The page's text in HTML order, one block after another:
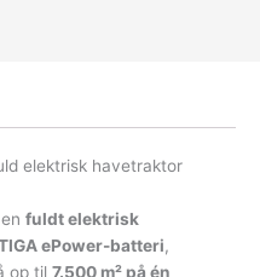
elektrisk havetraktor
fuldt elektrisk
ePower-batteri,
op til 7.500 m² på én